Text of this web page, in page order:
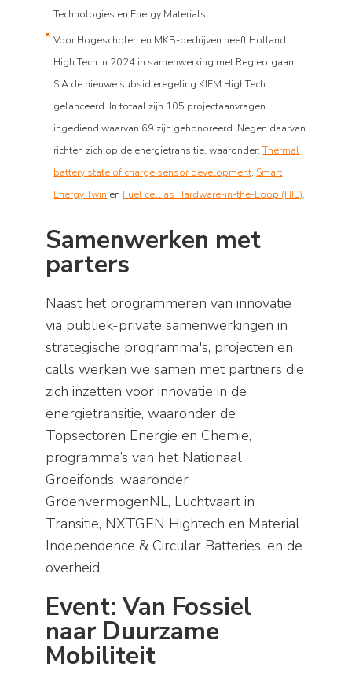
Technologies en Energy Materials.
Voor Hogescholen en MKB-bedrijven heeft Holland
High Tech in 2024 in samenwerking met Regieorgaan
SIA de nieuwe subsidieregeling KIEM HighTech
gelanceerd. In totaal zijn 105 projectaanvragen
ingediend waarvan 69 zijn gehonoreerd. Negen daarvan
richten zich op de energietransitie, waaronder:Thermal
battery state of charge sensor development, Smart
Energy Twin en Fuel cell as Hardware-in-the-Loop (HIL).
Samenwerken met
parters
Naast het programmeren van innovatie
via publiek-private samenwerkingen in
strategische programma's, projecten en
calls werken we samen met partners die
zich inzetten voor innovatie in de
energietransitie, waaronder de
Topsectoren Energie en Chemie,
programma’s van het Nationaal
Groeifonds, waaronder
GroenvermogenNL, Luchtvaart in
Transitie, NXTGEN Hightech en Material
Independence & Circular Batteries, en de
overheid.
Event: Van Fossiel
naar Duurzame
Mobiliteit